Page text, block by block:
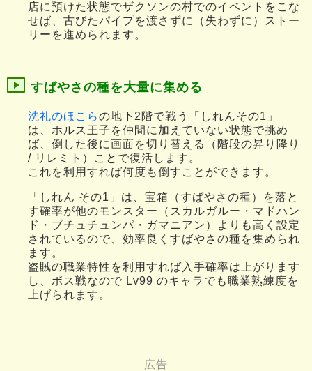
店に預けた状態でザクソンの村でのイベントをこな
せば、古びたパイプを渡さずに（失わずに）ストー
リーを進められます。
すばやさの種を大量に集める
洗礼のほこらの地下2階で戦う「しれんその1」
は、ホルス王子を仲間に加えていない状態で挑め
ば、倒した後に画面を切り替える（階段の昇り降り
/ リレミト）ことで復活します。
これを利用すれば何度も倒すことができます。
「しれん その1」は、宝箱（すばやさの種）を落と
す確率が他のモンスター（スカルガルー・マドハン
ド・ブチュチュンパ・ガマニアン）よりも高く設定
されているので、効率良くすばやさの種を集められ
ます。
盗賊の職業特性を利用すれば入手確率は上がります
し、ボス戦なので Lv99 のキャラでも職業熟練度を
上げられます。